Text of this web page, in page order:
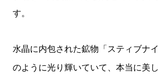
す。
水晶に内包された鉱物「スティブナ
のように光り輝いていて、本当に美